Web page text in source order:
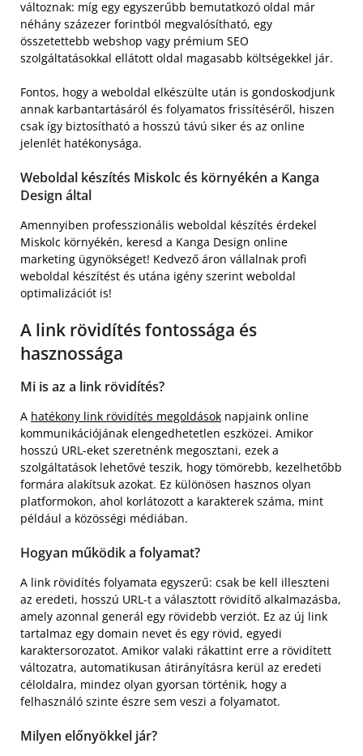
változnak: míg egy egyszerűbb bemutatkozó oldal már
néhány százezer forintból megvalósítható, egy
összetettebb webshop vagy prémium SEO
szolgáltatásokkal ellátott oldal magasabb költségekkel jár.
Fontos, hogy a weboldal elkészülte után is gondoskodjunk
annak karbantartásáról és folyamatos frissítéséről, hiszen
csak így biztosítható a hosszú távú siker és az online
jelenlét hatékonysága.
Weboldal készítés Miskolc és környékén a Kanga
Design által
Amennyiben professzionális weboldal készítés érdekel
Miskolc környékén, keresd a Kanga Design online
marketing ügynökséget! Kedvező áron vállalnak profi
weboldal készítést és utána igény szerint weboldal
optimalizációt is!
A link rövidítés fontossága és
hasznossága
Mi is az a link rövidítés?
A hatékony link rövidítés megoldások napjaink online
kommunikációjának elengedhetetlen eszközei. Amikor
hosszú URL-eket szeretnénk megosztani, ezek a
szolgáltatások lehetővé teszik, hogy tömörebb, kezelhetőbb
formára alakítsuk azokat. Ez különösen hasznos olyan
platformokon, ahol korlátozott a karakterek száma, mint
például a közösségi médiában.
Hogyan működik a folyamat?
A link rövidítés folyamata egyszerű: csak be kell illeszteni
az eredeti, hosszú URL-t a választott rövidítő alkalmazásba,
amely azonnal generál egy rövidebb verziót. Ez az új link
tartalmaz egy domain nevet és egy rövid, egyedi
karaktersorozatot. Amikor valaki rákattint erre a rövidített
változatra, automatikusan átirányításra kerül az eredeti
céloldalra, mindez olyan gyorsan történik, hogy a
felhasználó szinte észre sem veszi a folyamatot.
Milyen előnyökkel jár?